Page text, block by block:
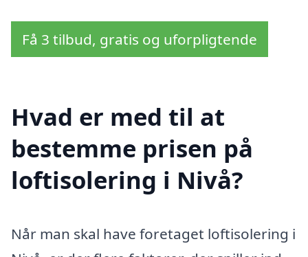
Få 3 tilbud, gratis og uforpligtende
Hvad er med til at
bestemme prisen på
loftisolering i Nivå?
Når man skal have foretaget loftisolering i